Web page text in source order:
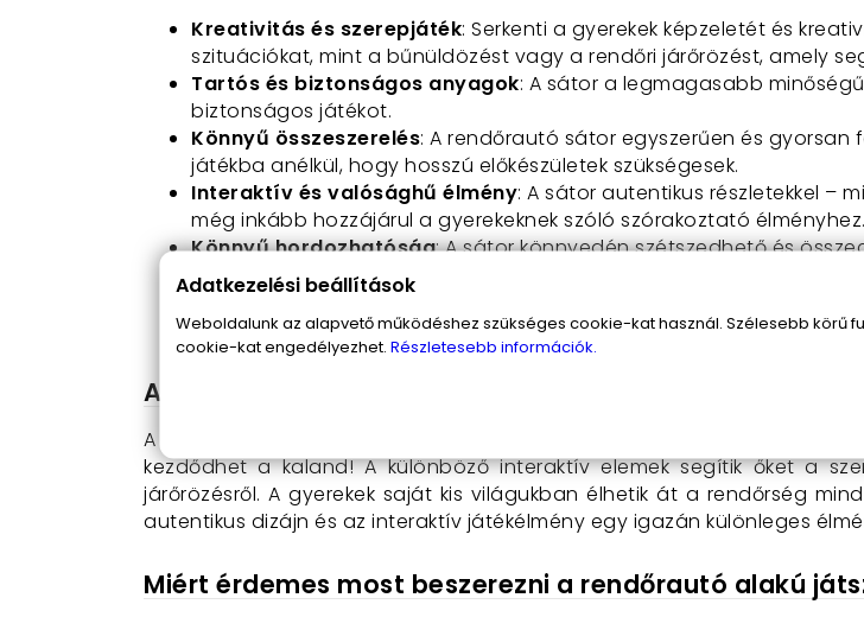
Kreativitás és szerepjáték: Serkenti a gyerekek képzeletét és
szituációkat, mint a bűnüldözést vagy a rendőri járőrözést, amely
Tartós és biztonságos anyagok: A sátor a legmagasabb
biztonságos játékot.
Könnyű összeszerelés: A rendőrautó sátor egyszerűen és
játékba anélkül, hogy hosszú előkészületek szükségesek.
Interaktív és valósághű élmény: A sátor autentikus részletekkel –
még inkább hozzájárul a gyerekeknek szóló szórakoztató élményhez.
Könnyű hordozhatóság: A sátor könnyedén szétszedhető és
élvezhetik a játékot otthon, a kertben vagy akár egy pikniken.
miközben fejlesztik a társas készségeiket és együttműködésüket.
A rendőrautó játszósátor használata:
A sátor használata rendkívül egyszerű és élvezetes. Miután
kezdődhet a kaland! A különböző interaktív elemek segítik őket a
járőrözésről. A gyerekek saját kis világukban élhetik át a rendőrség
autentikus dizájn és az interaktív játékélmény egy igazán különleges
Miért érdemes most beszerezni a rendőrautó alakú
Adatkezelési beállítások
Weboldalunk az alapvető működéshez szükséges cookie-kat használ. Szélesebb körű
cookie-kat engedélyezhet. Részletesebb információk.